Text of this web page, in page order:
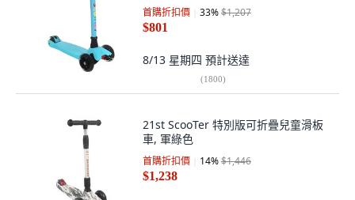
首購折扣價 33%$1,207
$801
8/13 星期四 預計送達
(1800)
21st ScooTer 特別版可折疊兒童滑板
車, 軍綠色
首購折扣價 14%$1,446
$1,238